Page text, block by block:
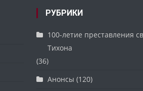
РУБРИКИ
100-летие преставления
Тихона
(36)
Анонсы (120)